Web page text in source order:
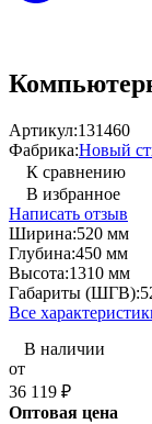
Артикул:131460
Фабрика:Новый
К сравнению
В избранное
Написать отзыв
Ширина:520 мм
Глубина:450 мм
Высота:1310 мм
Габариты (ШГВ):
Все
В наличии
от
36 119 ₽
Оптовая цена